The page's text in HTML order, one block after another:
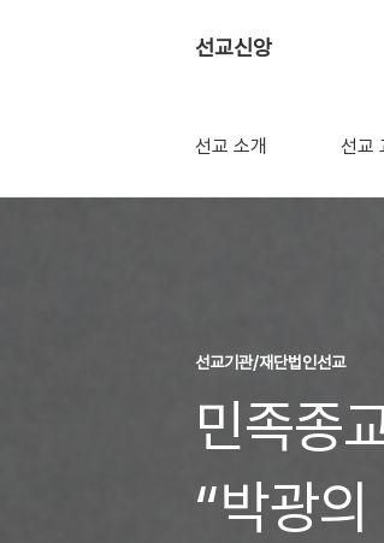
선교신앙
선교 소개 선교
선교기관/재단법인선교
민족종
“박광